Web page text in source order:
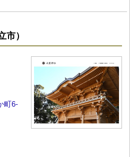
市）
町6-